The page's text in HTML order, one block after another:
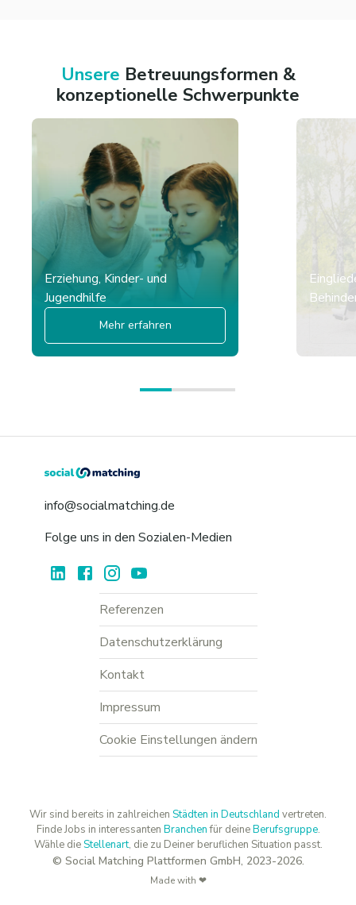
Unsere Betreuungsformen &
konzeptionelle Schwerpunkte
Erziehung, Kinder- und
Jugendhilfe
Mehr erfahren
info@socialmatching.de
Folge uns in den Sozialen-Medien
Referenzen
Datenschutzerklärung
Kontakt
Impressum
Cookie Einstellungen ändern
Wir sind bereits in zahlreichen Städten in Deutschland vertreten.
Finde Jobs in interessanten Branchenfür deineBerufsgruppe.
Wähle dieStellenart, die zu Deiner beruflichen Situation passt.
© Social Matching Plattformen GmbH, 2023-2026.
Made with ❤